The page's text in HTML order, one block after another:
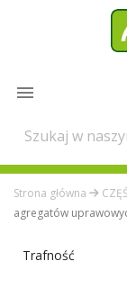

Strona główna
agregatów
Trafność